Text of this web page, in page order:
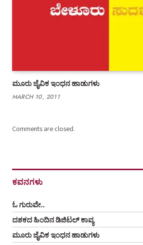
ಮೂರು ಜೈವಿಕ ಇಂಧನ ಹಾಡುಗಳು
MARCH 10, 2011
Comments are closed.
ಕವನಗಳು
ಓ ಗುರುವೇ..
ದಶಕದ ಹಿಂದಿನ ಡಿಜಿಟಲ್ ಕಾವ್ಯ
ಮೂರು ಜೈವಿಕ ಇಂಧನ ಹಾಡುಗಳು